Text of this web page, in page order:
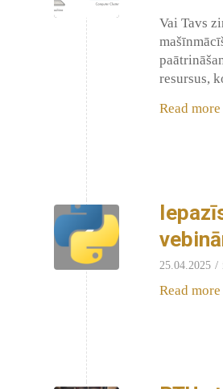
Vai Tavs
resursus,
Read more
25.04.2025 /
Read more